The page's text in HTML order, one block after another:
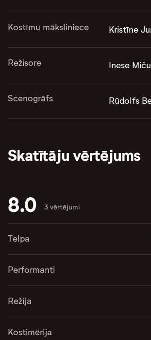
Kostīmu māksliniece Kristīne
Režisore Inese
Scenogrāfs Rūdolfs
Skatītāju vērtējums
8.0 3 vērtējumi
Telpa
Performanti
Režija
Kostimērija